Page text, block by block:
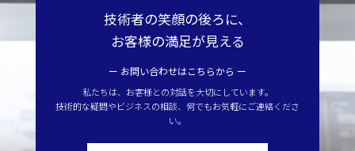
技術者の笑顔の後ろに、
お客様の満足が見える
ー お問い合わせはこちらから ー
私たちは、お客様との対話を大切にしています。
技術的な疑問やビジネスの相談、何でもお気軽にご連絡くださ
い。